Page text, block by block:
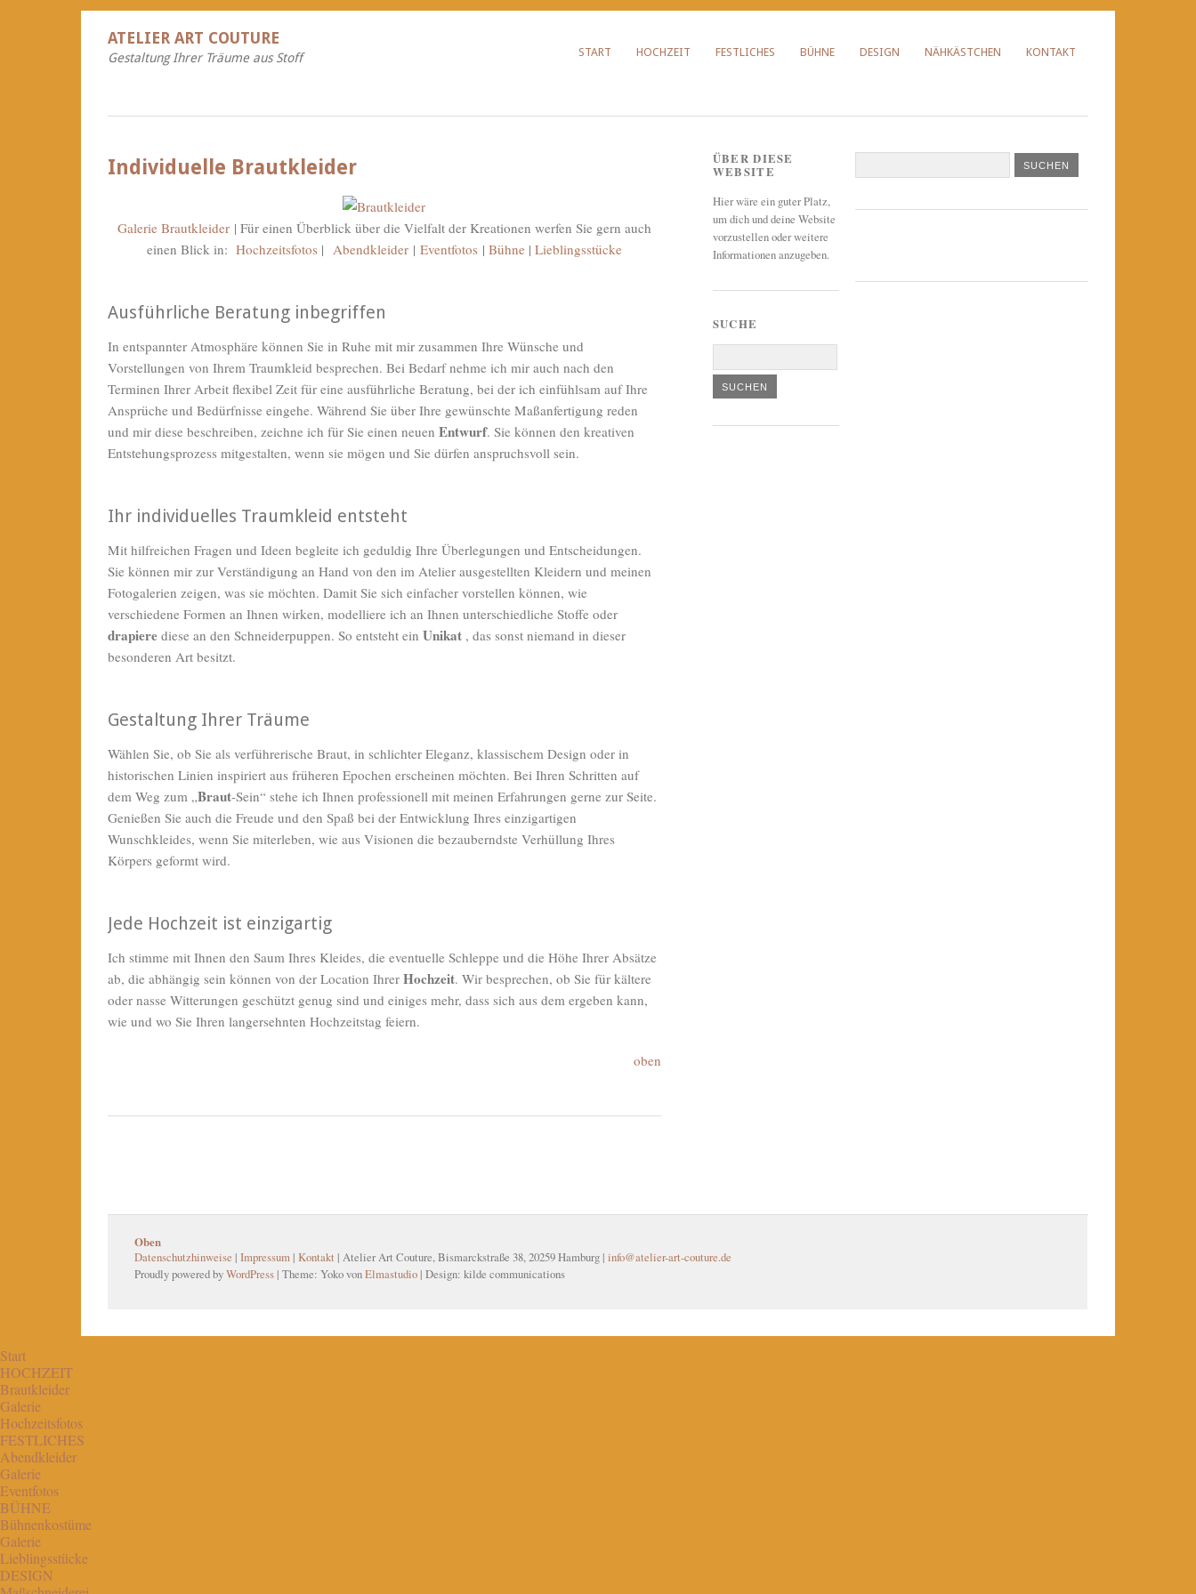
START HOCHZEIT FESTLICHES BÜHNE DESIGN NÄHKÄSTCHEN KONTAKT
ATELIER ART COUTURE
Gestaltung Ihrer Träume aus Stoff
Individuelle Brautkleider
Galerie Brautkleider | Für einen Überblick über die Vielfalt der Kreationen werfen Sie gern auch
einen Blick in: Hochzeitsfotos| Abendkleider| Eventfotos| Bühne| Lieblingsstücke
Ausführliche Beratung inbegriffen
In entspannter Atmosphäre können Sie in Ruhe mit mir zusammen Ihre Wünsche und
Vorstellungen von Ihrem Traumkleid besprechen. Bei Bedarf nehme ich mir auch nach den
Terminen Ihrer Arbeit flexibel Zeit für eine ausführliche Beratung, bei der ich einfühlsam auf Ihre
Ansprüche und Bedürfnisse eingehe. Während Sie über Ihre gewünschte Maßanfertigung reden
und mir diese beschreiben, zeichne ich für Sie einen neuen Entwurf. Sie können den kreativen
Entstehungsprozess mitgestalten, wenn sie mögen und Sie dürfen anspruchsvoll sein.
Ihr individuelles Traumkleid entsteht
Mit hilfreichen Fragen und Ideen begleite ich geduldig Ihre Überlegungen und Entscheidungen.
Sie können mir zur Verständigung an Hand von den im Atelier ausgestellten Kleidern und meinen
Fotogalerien zeigen, was sie möchten. Damit Sie sich einfacher vorstellen können, wie
verschiedene Formen an Ihnen wirken, modelliere ich an Ihnen unterschiedliche Stoffe oder
drapiere diese an den Schneiderpuppen. So entsteht ein Unikat , das sonst niemand in dieser
besonderen Art besitzt.
Gestaltung Ihrer Träume
Wählen Sie, ob Sie als verführerische Braut, in schlichter Eleganz, klassischem Design oder in
historischen Linien inspiriert aus früheren Epochen erscheinen möchten. Bei Ihren Schritten auf
dem Weg zum „Braut-Sein“ stehe ich Ihnen professionell mit meinen Erfahrungen gerne zur Seite.
Genießen Sie auch die Freude und den Spaß bei der Entwicklung Ihres einzigartigen
Wunschkleides, wenn Sie miterleben, wie aus Visionen die bezauberndste Verhüllung Ihres
Körpers geformt wird.
Jede Hochzeit ist einzigartig
Ich stimme mit Ihnen den Saum Ihres Kleides, die eventuelle Schleppe und die Höhe Ihrer Absätze
ab, die abhängig sein können von der Location Ihrer Hochzeit. Wir besprechen, ob Sie für kältere
oder nasse Witterungen geschützt genug sind und einiges mehr, dass sich aus dem ergeben kann,
wie und wo Sie Ihren langersehnten Hochzeitstag feiern.
oben
ÜBER DIESE
WEBSITE
Hier wäre ein guter Platz,
um dich und deine Website
vorzustellen oder weitere
Informationen anzugeben.
SUCHE
Oben
Datenschutzhinweise | Impressum | Kontakt | Atelier Art Couture, Bismarckstraße 38, 20259 Hamburg | info@atelier-art-couture.de
Proudly powered byWordPress | Theme: Yoko vonElmastudio | Design: kilde communications
Start
HOCHZEIT
Brautkleider
Galerie
Hochzeitsfotos
FESTLICHES
Abendkleider
Galerie
Eventfotos
BÜHNE
Bühnenkostüme
Galerie
Lieblingsstücke
DESIGN